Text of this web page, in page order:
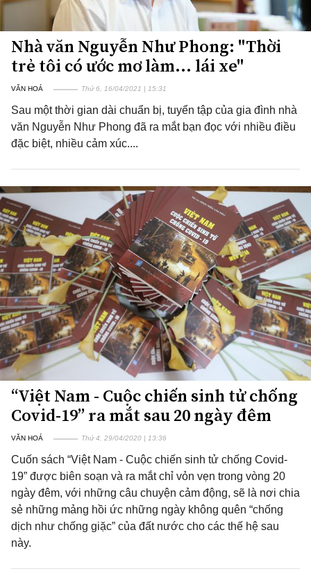
Nhà văn Nguyễn Như Phong: "Thời
trẻ tôi có ước mơ làm... lái xe"
VĂN HOÁ Thứ 6, 16/04/2021 | 15:31
Sau một thời gian dài chuẩn bị, tuyển tập của gia đình nhà
văn Nguyễn Như Phong đã ra mắt bạn đọc với nhiều điều
đặc biệt, nhiều cảm xúc....
“Việt Nam - Cuộc chiến sinh tử chống
Covid-19” ra mắt sau 20 ngày đêm
VĂN HOÁ Thứ 4, 29/04/2020 | 13:36
Cuốn sách “Việt Nam - Cuộc chiến sinh tử chống Covid-
19” được biên soạn và ra mắt chỉ vỏn vẹn trong vòng 20
ngày đêm, với những câu chuyện cảm động, sẽ là nơi chia
sẻ những mảng hồi ức những ngày không quên “chống
dịch như chống giặc” của đất nước cho các thế hệ sau
này.